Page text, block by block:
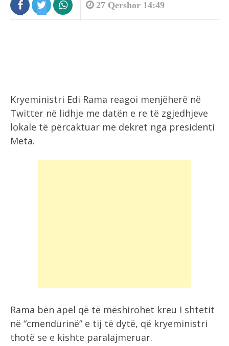
27 Qershor 14:49
Kryeministri Edi Rama reagoi menjëherë në
Twitter në lidhje me datën e re të zgjedhjeve
lokale të përcaktuar me dekret nga presidenti
Meta.
Rama bën apel që të mëshirohet kreu I shtetit
në “cmendurinë” e tij të dytë, që kryeministri
thotë se e kishte paralajmeruar.